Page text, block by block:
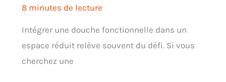
8 minutes de lecture
Intégrer une douche fonctionnelle dans un
espace réduit relève souvent du défi. Si vous
cherchez une